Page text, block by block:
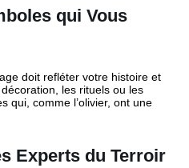
qui Vous
doit refléter votre histoire et
les rituels ou les
qui, comme l’olivier, ont une
Experts du Terroir